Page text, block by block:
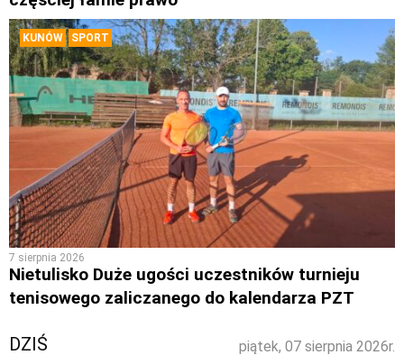
KUNÓW SPORT
7 sierpnia 2026
Nietulisko Duże ugości uczestników turnieju
tenisowego zaliczanego do kalendarza PZT
piątek, 07 sierpnia 2026r.
DZIŚ